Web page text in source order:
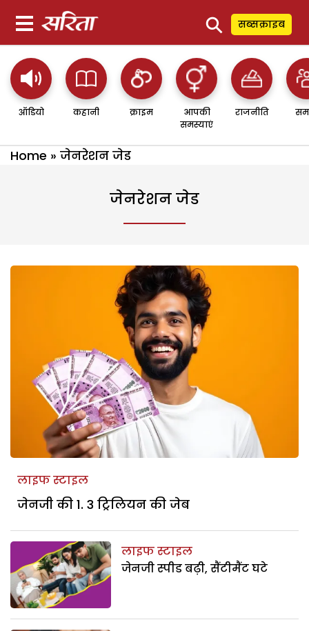
⚲ सब्सक्राइब
ऑडियो कहानी क्राइम
आपकी
समस्याएं
राजनीति
Home » जेनरेशन जेड
जेनरेशन जेड
लाइफ स्टाइल
जेनजी की 1. 3 ट्रिलियन की जेब
लाइफ स्टाइल
जेनजी स्पीड बढ़ी, सैंटीमैंट घटे